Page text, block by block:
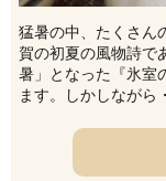
猛暑の中、たくさん
賀の初夏の風物詩で
暑」となった『氷室
ます。しかしなが